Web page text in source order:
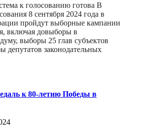
к голосованию готова В
8 сентября 2024 года в
пройдут выборные кампании
включая довыборы в
выборы 25 глав субъектов
депутатов законодательных
к 80-летию Победы в